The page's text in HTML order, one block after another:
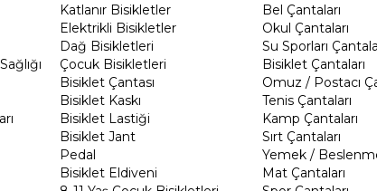
Katlanır Bisikletler
Elektrikli Bisikletler
Dağ Bisikletleri
Çocuk Bisikletleri
Bisiklet Çantası
Bisiklet Kaskı
Bisiklet Lastiği
Bisiklet Jant
Pedal
Bisiklet Eldiveni
Bel Çantaları
Okul Çantaları
Su Sporları
Bisiklet Çantaları
Omuz / Postacı
Tenis Çantaları
Kamp Çantaları
Sırt Çantaları
Yemek /
Mat Çantaları